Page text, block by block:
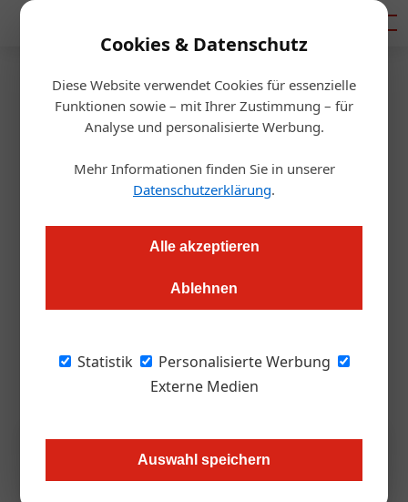
Cookies & Datenschutz
Diese Website verwendet Cookies für essenzielle
Funktionen sowie – mit Ihrer Zustimmung – für
Analyse und personalisierte Werbung.
Mehr Informationen finden Sie in unserer
Datenschutzerklärung.
Alle akzeptieren
Ablehnen
Statistik
Personalisierte Werbung
Externe Medien
Auswahl speichern
Startseite/Gastro & Hotel
Events
Acht Tage der Alpen-Adria
Küche in Klagenfurt
Der Tourismusverband Klagenfurt am Wörthersee lädt
Spitzenköch*innen sowie Aussteller*innen aus dem Alpen-
Adria Raum in die Stadt und an den Wörthersee.